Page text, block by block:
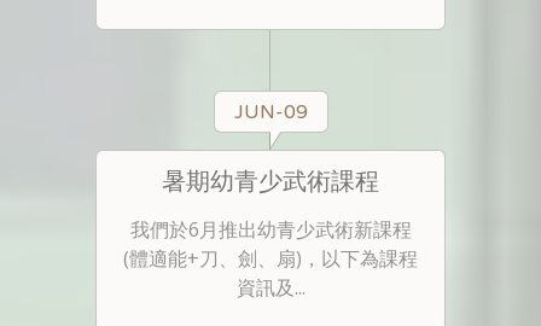
JUN-09
暑期幼青少武術課程
我們於6月推出幼青少武術新課程
(體適能+刀、劍、扇)，以下為課程
資訊及...